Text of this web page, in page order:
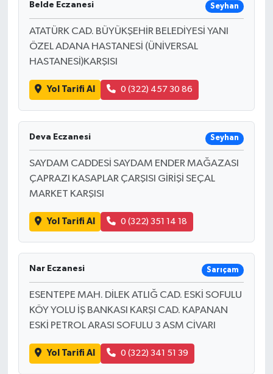
Belde Eczanesi Seyhan
ATATÜRK CAD. BÜYÜKŞEHİR BELEDİYESİ YANI
ÖZEL ADANA HASTANESİ (ÜNİVERSAL
HASTANESİ)KARŞISI
Yol Tarifi Al 0 (322) 457 30 86
Deva Eczanesi Seyhan
SAYDAM CADDESİ SAYDAM ENDER MAĞAZASI
ÇAPRAZI KASAPLAR ÇARŞISI GİRİŞİ SEÇAL
MARKET KARŞISI
Yol Tarifi Al 0 (322) 351 14 18
Nar Eczanesi Sarıçam
ESENTEPE MAH. DİLEK ATLIĞ CAD. ESKİ SOFULU
KÖY YOLU İŞ BANKASI KARŞI CAD. KAPANAN
ESKİ PETROL ARASI SOFULU 3 ASM CİVARI
Yol Tarifi Al 0 (322) 341 51 39